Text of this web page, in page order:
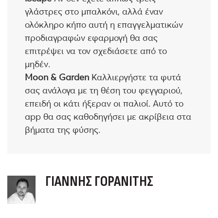
γλάστρες στο μπαλκόνι, αλλά έναν
ολόκληρο κήπο αυτή η επαγγελματικών
προδιαγραφών εφαρμογή θα σας
επιτρέψει να τον σχεδιάσετε από το
μηδέν.
Moon & Garden Καλλιεργήστε τα φυτά
σας ανάλογα με τη θέση του φεγγαριού,
επειδή οι κάτι ήξεραν οι παλιοί. Αυτό το
app θα σας καθοδηγήσει με ακρίβεια στα
βήματα της φύσης.
ΓΙΆΝΝΗΣ ΓΟΡΑΝΊΤΗΣ